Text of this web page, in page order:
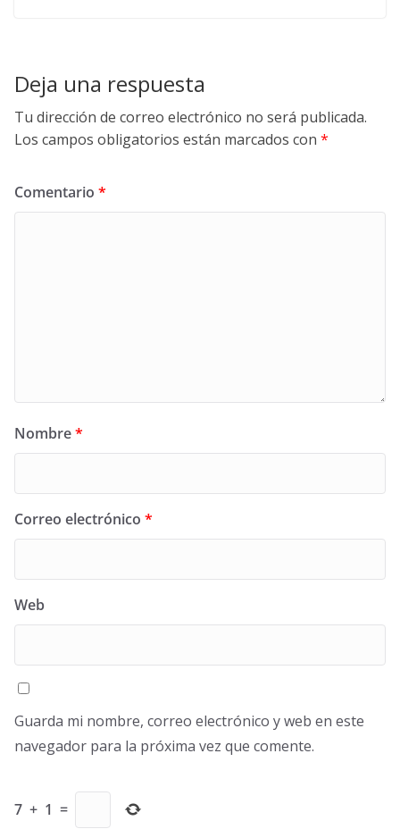
Deja una respuesta
Tu dirección de correo electrónico no será publicada.
Los campos obligatorios están marcados con *
Comentario *
Nombre*
Correo electrónico *
Web
Guarda mi nombre, correo electrónico y web en este
navegador para la próxima vez que comente.
7 + 1 =